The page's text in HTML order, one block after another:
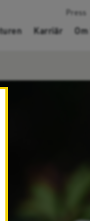
Press
Karriär